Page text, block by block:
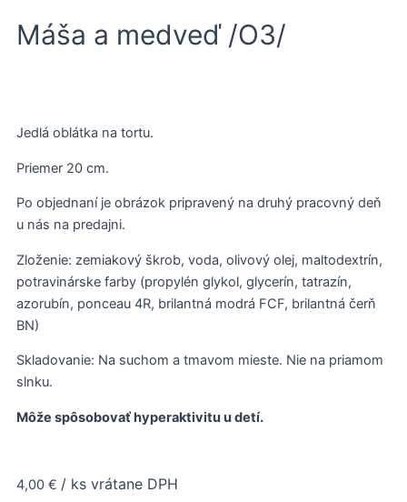
Máša a medveď /O3/
Jedlá oblátka na tortu.
Priemer 20 cm.
Po objednaní je obrázok pripravený na druhý pracovný deň
u nás na predajni.
Zloženie: zemiakový škrob, voda, olivový olej, maltodextrín,
potravinárske farby (propylén glykol, glycerín, tatrazín,
azorubín, ponceau 4R, brilantná modrá FCF, brilantná čerň
BN)
Skladovanie: Na suchom a tmavom mieste. Nie na priamom
slnku.
Môže spôsobovať hyperaktivitu u detí.
4,00 € / ks vrátane DPH